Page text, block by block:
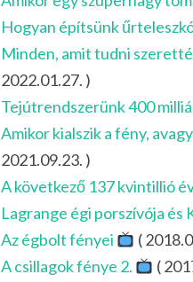
Hogyan építsünk
Minden, amit tudni
2022.01.27. )
Tejútrendszerünk 400
Amikor kialszik a fény,
2021.09.23. )
A következő 137 kvintillió
Lagrange égi porszívója
Az égbolt fényei
(
A csillagok fénye 2.
(